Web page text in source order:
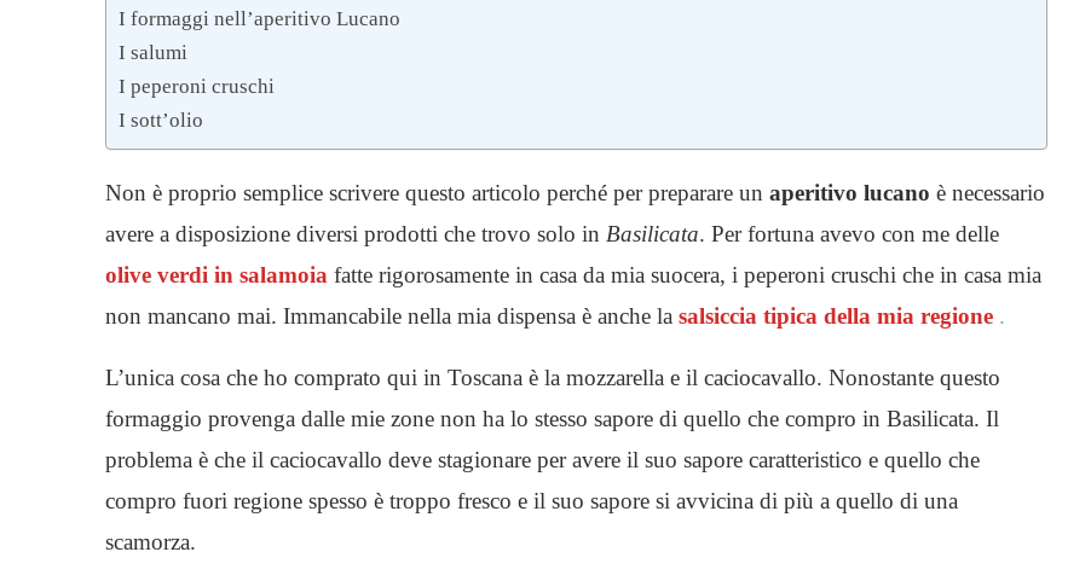
I formaggi nell’aperitivo Lucano
I salumi
I peperoni cruschi
I sott’olio
Non è proprio semplice scrivere questo articolo perché per preparare un aperitivo lucano è necessario
avere a disposizione diversi prodotti che trovo solo in Basilicata. Per fortuna avevo con me delle
olive verdi in salamoia fatte rigorosamente in casa da mia suocera, i peperoni cruschi che in casa mia
non mancano mai. Immancabile nella mia dispensa è anche la salsiccia tipica della mia regione .
L’unica cosa che ho comprato qui in Toscana è la mozzarella e il caciocavallo. Nonostante questo
formaggio provenga dalle mie zone non ha lo stesso sapore di quello che compro in Basilicata. Il
problema è che il caciocavallo deve stagionare per avere il suo sapore caratteristico e quello che
compro fuori regione spesso è troppo fresco e il suo sapore si avvicina di più a quello di una
scamorza.